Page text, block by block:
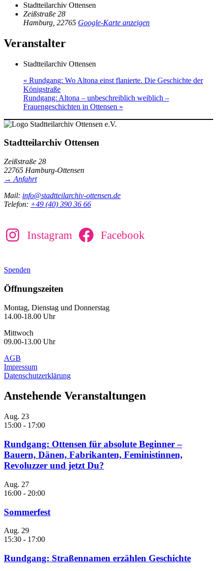
Stadtteilarchiv Ottensen
Zeißstraße 28
Hamburg 22765 Google-Karte anzeigen
Veranstalter
Stadtteilarchiv Ottensen
« Rundgang: Wo Altona einst flanierte. Die Geschichte der
Königstraße
Rundgang: Altona – unbeschreiblich weiblich –
Frauengeschichten in Ottensen »
Stadtteilarchiv Ottensen
Zeißstraße 28
22765 Hamburg-Ottensen
→ Anfahrt
Mail: info@stadtteilarchiv-ottensen.de
Telefon: +49 (40) 390 36 66
Instagram Facebook
Spenden
Öffnungszeiten
Montag, Dienstag und Donnerstag
14.00-18.00 Uhr
Mittwoch
09.00-13.00 Uhr
AGB
Impressum
Datenschutzerklärung
Anstehende Veranstaltungen
Aug. 23
15:00 - 17:00
Rundgang: Ottensen für absolute Beginner –
Bauern, Dänen, Fabrikanten, Feministinnen,
Revoluzzer und jetzt Du?
Aug. 27
16:00 - 20:00
Sommerfest
Aug. 29
15:30 - 17:00
Rundgang: Straßennamen erzählen Geschichte